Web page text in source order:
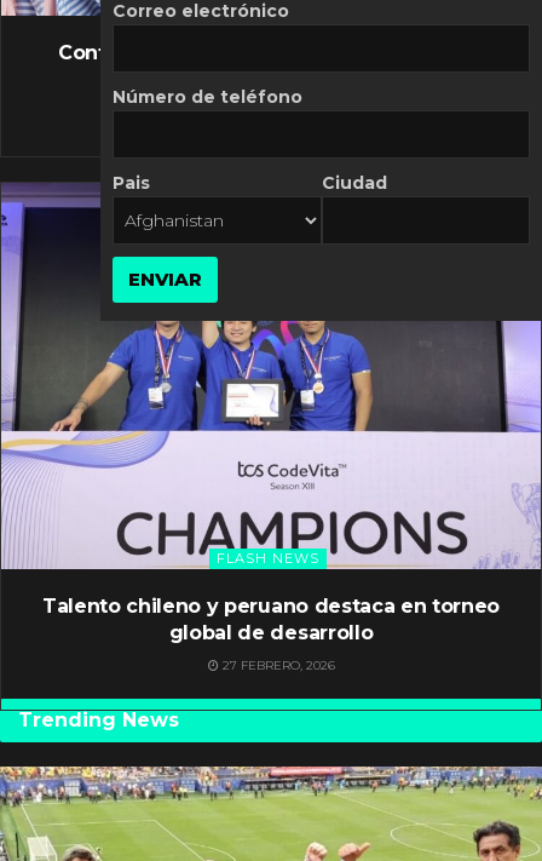
FLASH NEWS
Controversia de Mercado Libre por costos
10 MARZO, 2026
FLASH NEWS
Talento chileno y peruano destaca en torneo
global de desarrollo
27 FEBRERO, 2026
Trending News
Correo electrónico
Número de teléfono
Pais Ciudad
ENVIAR